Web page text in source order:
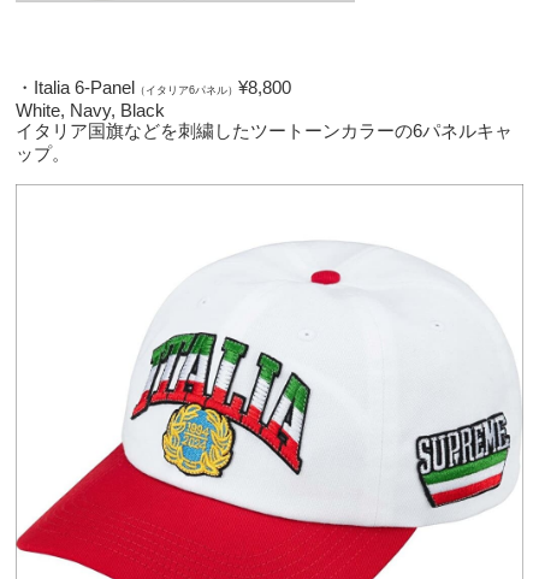
・Italia 6-Panel （イタリア6パネル）¥8,800
White, Navy, Black
イタリア国旗などを刺繍したツートーンカラーの6パネルキャ
ップ。